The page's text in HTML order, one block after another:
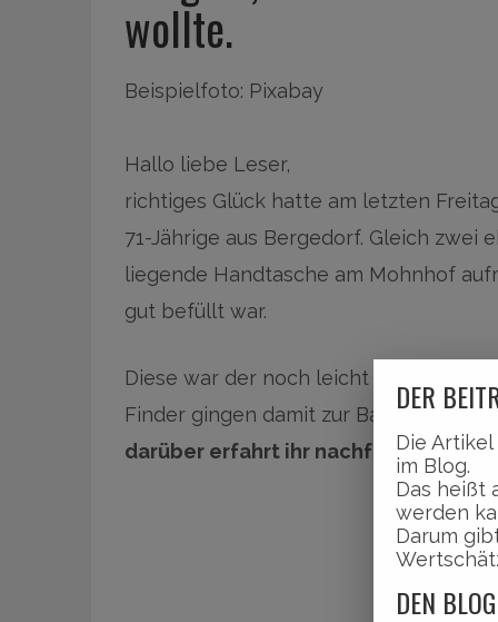
wollte.
Beispielfoto: Pixabay
Hallo liebe Leser,
richtiges Glück hatte am letzten
71-Jährige aus Bergedorf. Gleich zwei
liegende Handtasche am Mohnhof
gut befüllt war.
Diese war der noch leicht verwirrten
Finder gingen damit zur Bankfiliale,
darüber erfahrt ihr nachfolgend …
DER
Die
im Blog.
Das heißt
werden
Darum
DEN